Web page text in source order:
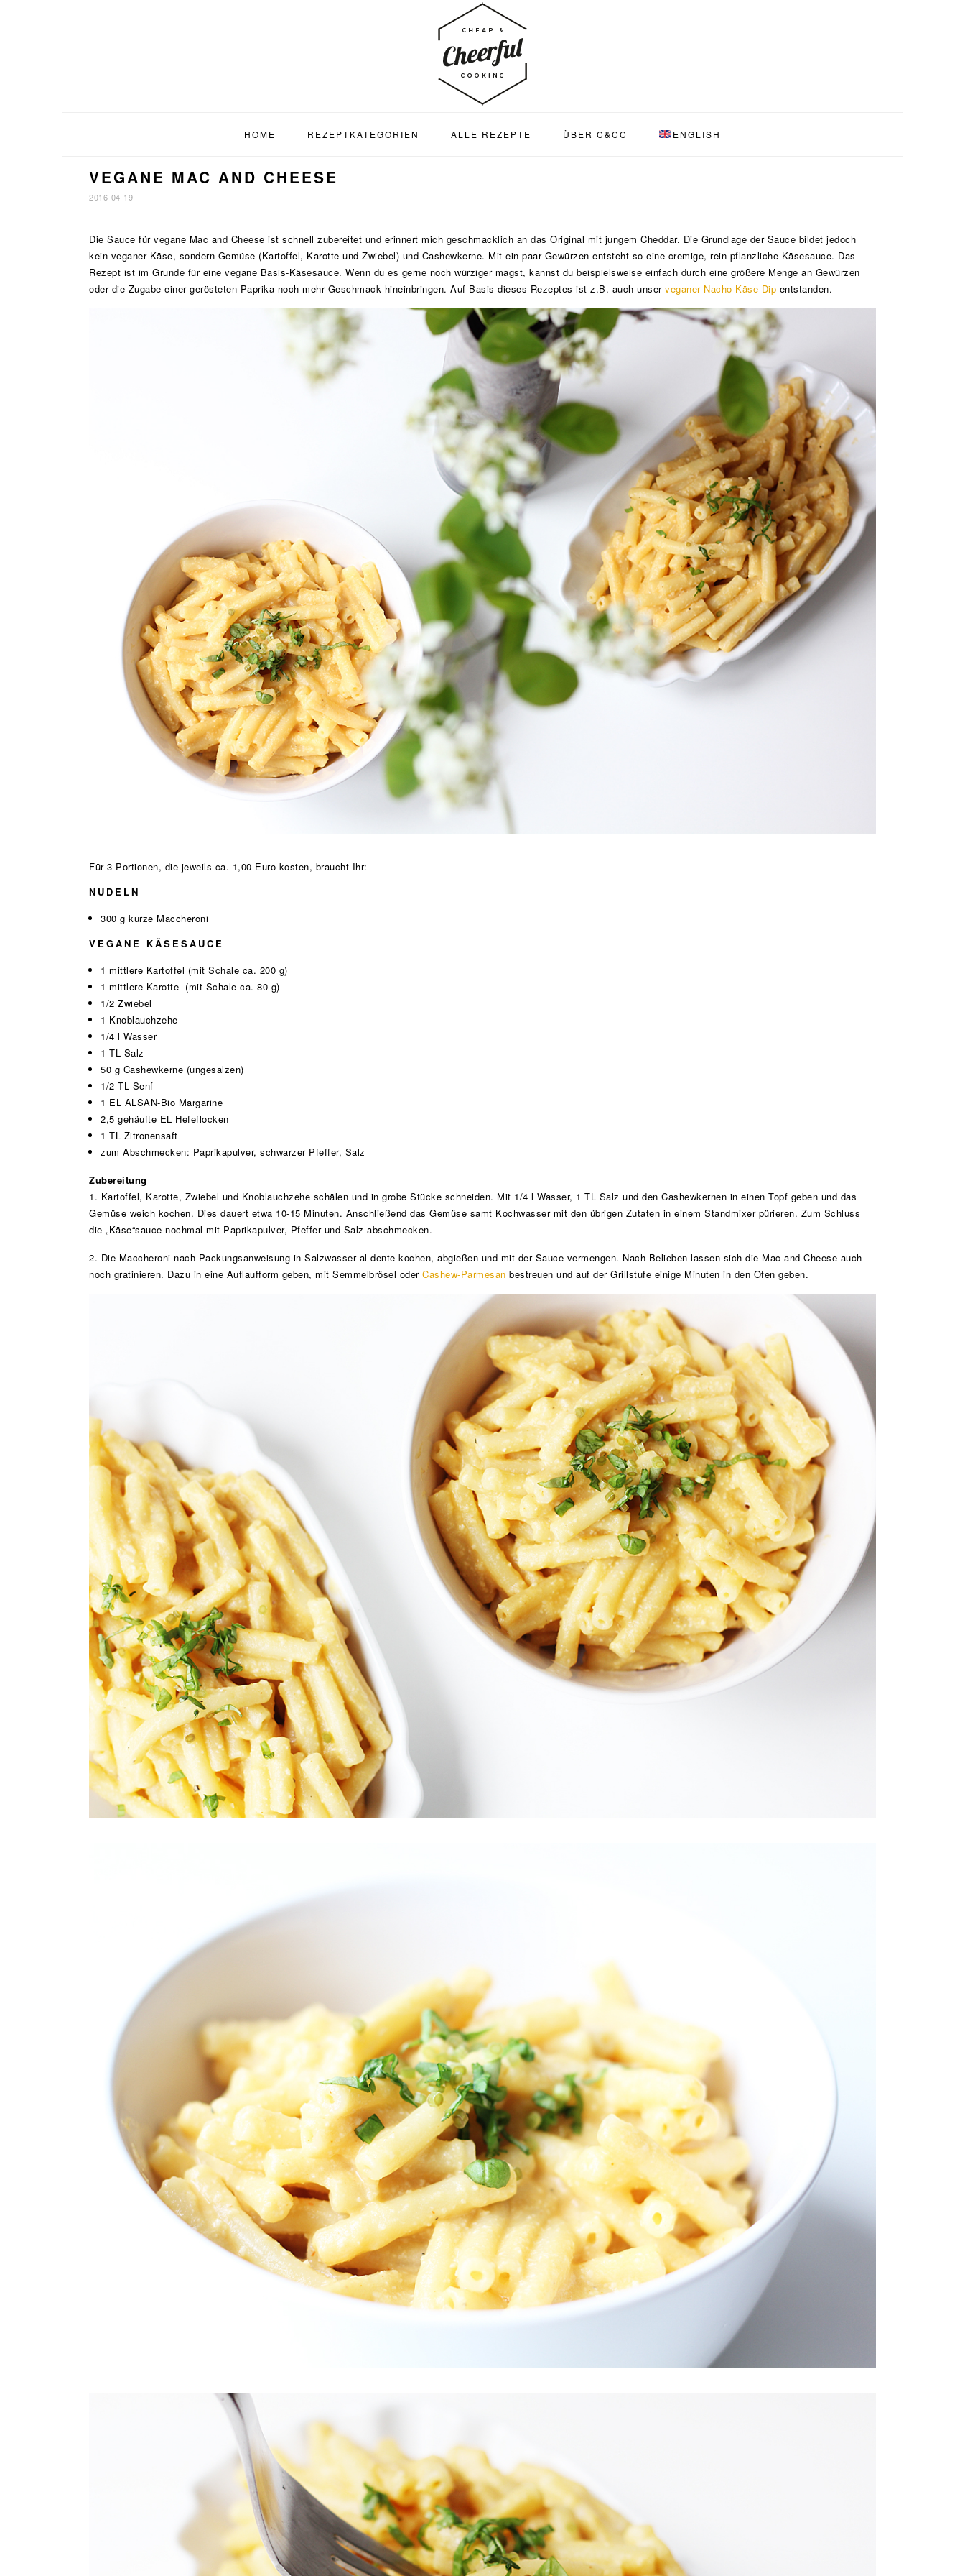
HOME REZEPTKATEGORIEN ALLE REZEPTE ÜBER C&CC ENGLISH
VEGANE MAC AND CHEESE
2016-04-19
Die Sauce für vegane Mac and Cheese ist schnell zubereitet und erinnert mich geschmacklich an das Original mit jungem Cheddar. Die Grundlage der Sauce bildet jedoch
kein veganer Käse, sondern Gemüse (Kartoffel, Karotte und Zwiebel) und Cashewkerne. Mit ein paar Gewürzen entsteht so eine cremige, rein pflanzliche Käsesauce. Das
Rezept ist im Grunde für eine vegane Basis-Käsesauce. Wenn du es gerne noch würziger magst, kannst du beispielsweise einfach durch eine größere Menge an Gewürzen
oder die Zugabe einer gerösteten Paprika noch mehr Geschmack hineinbringen. Auf Basis dieses Rezeptes ist z.B. auch unser veganer Nacho-Käse-Dip entstanden.
Für 3 Portionen, die jeweils ca. 1,00 Euro kosten, braucht Ihr:
NUDELN
300 g kurze Maccheroni
VEGANE KÄSESAUCE
1 mittlere Kartoffel (mit Schale ca. 200 g)
1 mittlere Karotte (mit Schale ca. 80 g)
1/2 Zwiebel
1 Knoblauchzehe
1/4 l Wasser
1 TL Salz
50 g Cashewkerne (ungesalzen)
1/2 TL Senf
1 EL ALSAN-Bio Margarine
2,5 gehäufte EL Hefeflocken
1 TL Zitronensaft
zum Abschmecken: Paprikapulver, schwarzer Pfeffer, Salz
Zubereitung
1. Kartoffel, Karotte, Zwiebel und Knoblauchzehe schälen und in grobe Stücke schneiden. Mit 1/4 l Wasser, 1 TL Salz und den Cashewkernen in einen Topf geben und das
Gemüse weich kochen. Dies dauert etwa 10-15 Minuten. Anschließend das Gemüse samt Kochwasser mit den übrigen Zutaten in einem Standmixer pürieren. Zum Schluss
die „Käse“sauce nochmal mit Paprikapulver, Pfeffer und Salz abschmecken.
2. Die Maccheroni nach Packungsanweisung in Salzwasser al dente kochen, abgießen und mit der Sauce vermengen. Nach Belieben lassen sich die Mac and Cheese auch
noch gratinieren. Dazu in eine Auflaufform geben, mit Semmelbrösel oder Cashew-Parmesan bestreuen und auf der Grillstufe einige Minuten in den Ofen geben.